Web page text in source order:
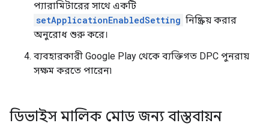
প্যারামিটারের সাথে একটি
setApplicationEnabledSetting নিষ্ক্রিয় করার
অনুরোধ শুরু করে।
ব্যবহারকারী Google Play থেকে ব্যক্তিগত DPC পুনরায়
সক্ষম করতে পারেন৷
ডিভাইস মালিক মোড জন্য বাস্তবায়ন